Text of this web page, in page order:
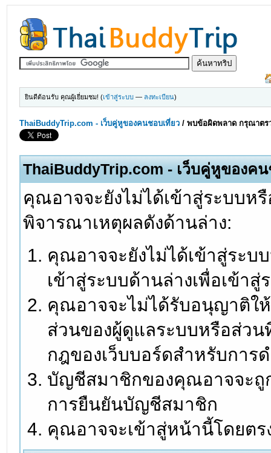
ยินดีต้อนรับ คุณผู้เยี่ยมชม! (เข้าสู่ระบบ — ลงทะเบียน)
ThaiBuddyTrip.com - เว็บคู่หูของคนชอบเที่ยว /พบข้อผิดพลาด กรุณาตร
ThaiBuddyTrip.com - เว็บคู่หูของค
คุณอาจจะยังไม่ได้เข้าสู่ระบบ
พิจารณาเหตุผลดังด้านล่าง:
คุณอาจจะยังไม่ได้เข้าสู่ระบ
เข้าสู่ระบบด้านล่างเพื่อเข้า
คุณอาจจะไม่ได้รับอนุญาติใ
ส่วนของผู้ดูแลระบบหรือส่ว
กฎของเว็บบอร์ดสำหรับการ
บัญชีสมาชิกของคุณอาจจะถู
การยืนยันบัญชีสมาชิก
คุณอาจจะเข้าสู่หน้านี้โดยต